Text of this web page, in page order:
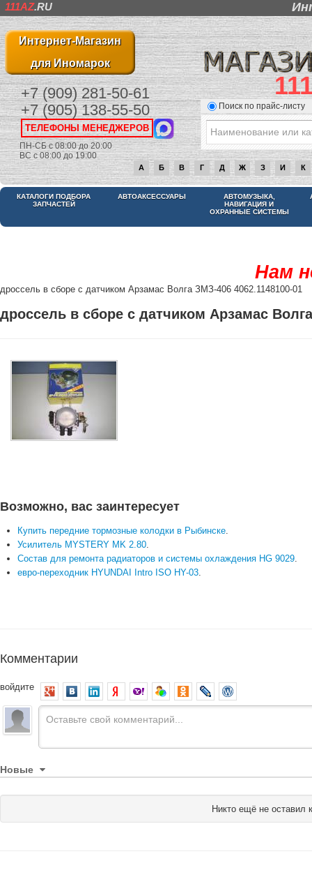
111AZ.RU
Интернет-Магазин
для Иномарок
+7 (909) 281-50-61
+7 (905) 138-55-50
ТЕЛЕФОНЫ МЕНЕДЖЕРОВ
ПН-СБ с 08:00 до 20:00
ВС с 08:00 до 19:00
Поиск по прайс-листу
А Б В Г Д Ж З И К
КАТАЛОГИ ПОДБОРА
ЗАПЧАСТЕЙ
АВТОАКСЕССУАРЫ
АВТОМУЗЫКА,
НАВИГАЦИЯ И
ОХРАННЫЕ СИСТЕМЫ
Нам
дроссель в сборе с датчиком Арзамас Волга ЗМЗ-406 4062.1148100-01
дроссель в сборе с датчиком Арзамас
Возможно, вас заинтересует
Купить передние тормозные колодки в Рыбинске.
Усилитель MYSTERY MK 2.80.
Состав для ремонта радиаторов и системы охлаждения HG 9029.
евро-переходник HYUNDAI Intro ISO HY-03.
Комментарии
войдите
Новые
Никто ещё не оставил